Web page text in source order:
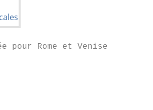
pour Rome et Venise